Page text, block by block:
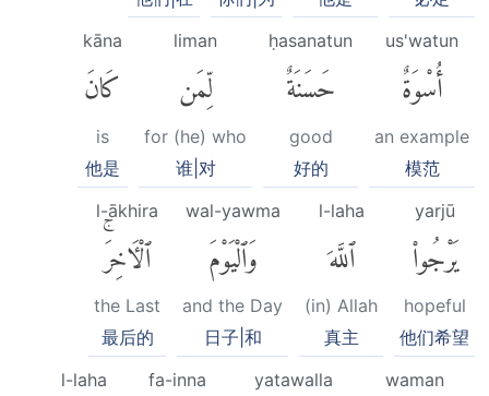
us'watun
أُسْوَةٌ
an example
模范
ḥasanatun
حَسَنَةٌ
good
好的
liman
لِّمَن
for (he) who
谁|对
kāna
كَانَ
is
他是
yarjū
يَرْجُوا۟
hopeful
他们希望
l-laha
ٱللَّهَ
(in) Allah
真主
wal-yawma
وَٱلْيَوْمَ
and the Day
日子|和
l-ākhira
ٱلْءَاخِرَۚ
the Last
最后的
waman
yatawalla
fa-inna
l-laha